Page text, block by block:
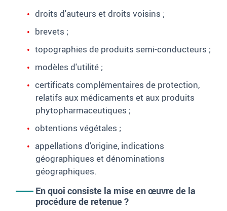
droits d'auteurs et droits voisins ;
brevets ;
topographies de produits semi-conducteurs ;
modèles d'utilité ;
certificats complémentaires de protection,
relatifs aux médicaments et aux produits
phytopharmaceutiques ;
obtentions végétales ;
appellations d’origine, indications
géographiques et dénominations
géographiques.
En quoi consiste la mise en œuvre de la
procédure de retenue ?